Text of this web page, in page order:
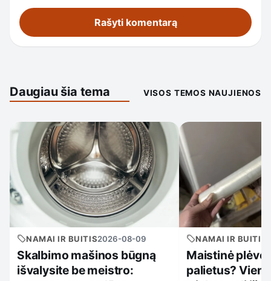
Daugiau šia tema VISOS TEMOS NAUJIENOS
NAMAI IR BUITIS2026-08-09
Skalbimo mašinos būgną
išvalysite be meistro:
NAMAI IR BUITIS
Maistinė
palietus?